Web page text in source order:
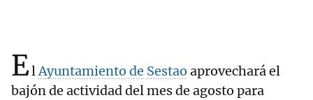
ElAyuntamiento de Sestao aprovechará el
bajón de actividad del mes de agosto para